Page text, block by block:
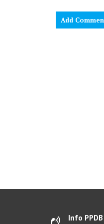
Info PPDB